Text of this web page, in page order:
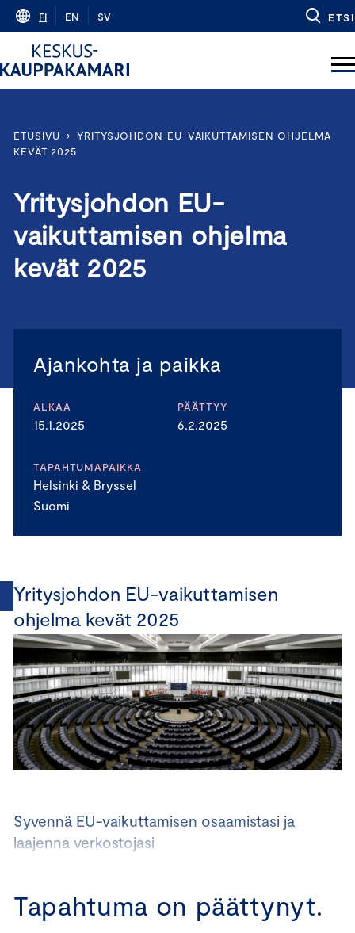
Skip
content
FI EN SV ETSI
ETUSIVU › YRITYSJOHDON EU-VAIKUTTAMISEN OHJELMA
KEVÄT 2025
Yritysjohdon EU-
vaikuttamisen ohjelma
kevät 2025
Ajankohta ja paikka
ALKAA
15.1.2025
PÄÄTTYY
6.2.2025
TAPAHTUMAPAIKKA
Helsinki & Bryssel
Suomi
Yritysjohdon EU-vaikuttamisen
ohjelma kevät 2025
Syvennä EU-vaikuttamisen osaamistasi ja
laajenna verkostojasi
Mistä yrityksesi toimintaan vaikuttavista asioista
Tapahtuma on päättynyt.